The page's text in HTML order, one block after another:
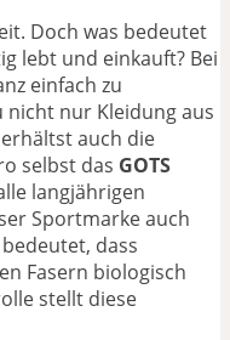
Doch was bedeutet
lebt und einkauft? Bei
einfach zu
nur Kleidung aus
auch die
selbst das GOTS
langjährigen
Sportmarke auch
dass
Fasern biologisch
stellt diese